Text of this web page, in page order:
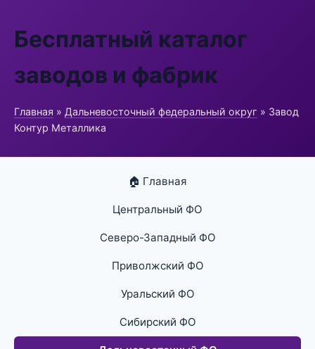
Бесплатный каталог
заводов и фабрик
Главная » Дальневосточный федеральный округ » Завод
Контур Металлика
🏠 Главная
Центральный ФО
Северо-Западный ФО
Приволжский ФО
Уральский ФО
Сибирский ФО